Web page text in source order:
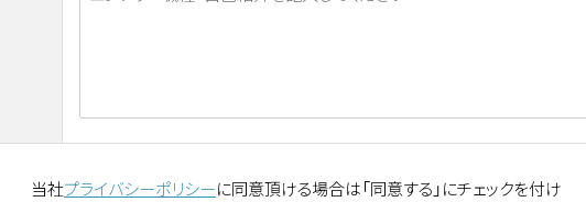
当社プライバシーポリシーに同意頂ける場合は「同意する」にチェックを付け